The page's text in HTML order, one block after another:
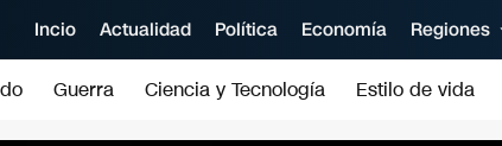
Incio Actualidad Política Economía Regiones
Guerra Ciencia y Tecnología Estilo de vida